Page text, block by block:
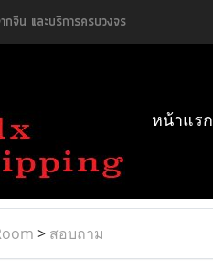
กจีน และบริการครบวงจร
หน้าแรก
> สอบถาม